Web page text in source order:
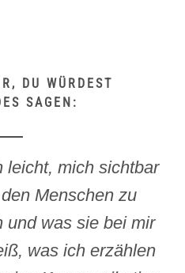
DU WÜRDEST
SAGEN:
leicht, mich sichtbar
Menschen zu
und was sie bei mir
was ich erzählen